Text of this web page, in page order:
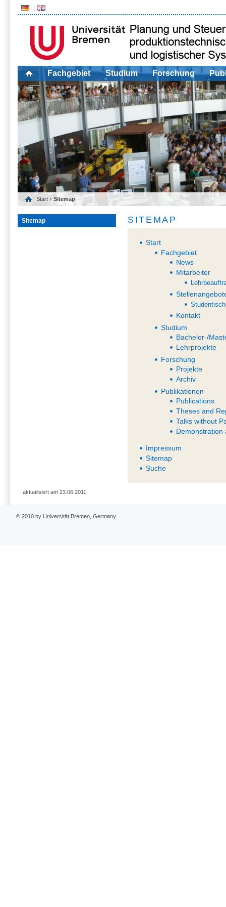
Fachgebiet Studium Forschung
Start › Sitemap
Sitemap SITEMAP
Start
Fachgebiet
News
Mitarbeiter
Kontakt
Studium
Bachelor-/
Lehrprojekte
Forschung
Projekte
Archiv
Publikationen
Publications
Theses and
Talks without
Demonstration
Impressum
Sitemap
Suche
aktualisiert am 23.06.2011
© 2010 by Universität Bremen, Germany